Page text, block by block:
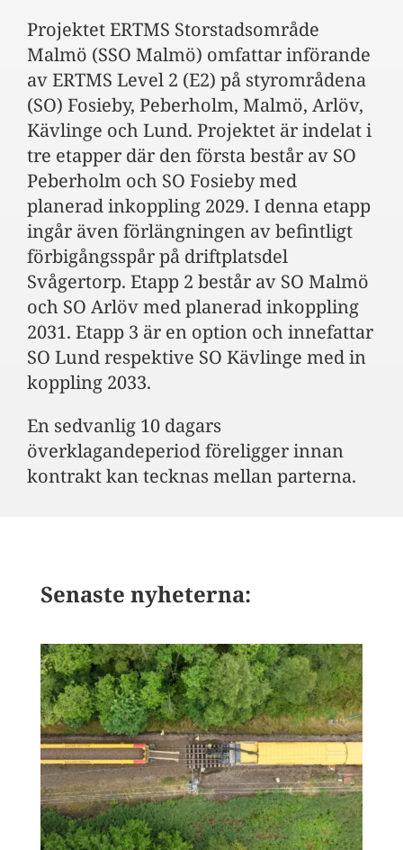
Projektet ERTMS Storstadsområde
Malmö (SSO Malmö) omfattar införande
av ERTMS Level 2 (E2) på styrområdena
(SO) Fosieby, Peberholm, Malmö, Arlöv,
Kävlinge och Lund. Projektet är indelat i
tre etapper där den första består av SO
Peberholm och SO Fosieby med
planerad inkoppling 2029. I denna etapp
ingår även förlängningen av befintligt
förbigångsspår på driftplatsdel
Svågertorp. Etapp 2 består av SO Malmö
och SO Arlöv med planerad inkoppling
2031. Etapp 3 är en option och innefattar
SO Lund respektive SO Kävlinge med in
koppling 2033.
En sedvanlig 10 dagars
överklagandeperiod föreligger innan
kontrakt kan tecknas mellan parterna.
Senaste nyheterna: